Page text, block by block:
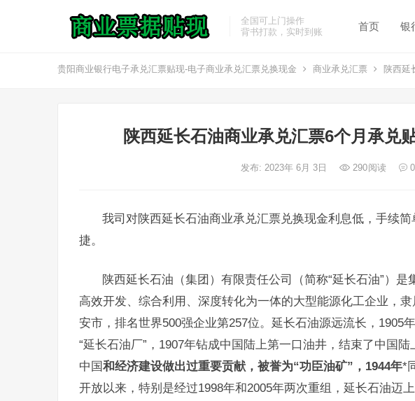
全国可上门操作
背书打款，实时到账
首页 银
贵阳商业银行电子承兑汇票贴现-电子商业承兑汇票兑换现金 商业承兑汇票 陕西延
陕西延长石油商业承兑汇票6个月承兑
发布: 2023年 6月 3日 290阅读 0
我司对陕西延长石油商业承兑汇票兑换现金利息低，手续
捷。
陕西延长石油（集团）有限责任公司（简称“延长石油”）
高效开发、综合利用、深度转化为一体的大型能源化工企业，
安市，排名世界500强企业第257位。延长石油源远流长，1905
“延长石油厂”，1907年钻成中国陆上第一口油井，结束了中国
中国和经济建设做出过重要贡献，被誉为“功臣油矿”，1944年*
开放以来，特别是经过1998年和2005年两次重组，延长石油迈